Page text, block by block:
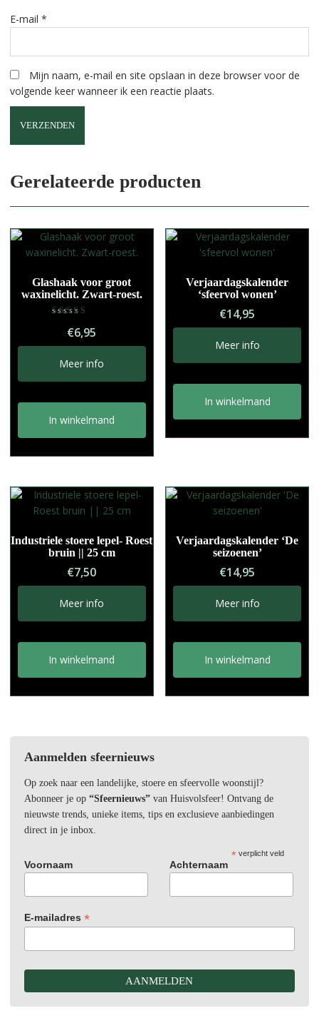
E-mail *
Mijn naam, e-mail en site opslaan in deze browser voor de
volgende keer wanneer ik een reactie plaats.
l
t
e
n
Gerelateerde producten
Glashaak voor groot
waxinelicht. Zwart-roest.
5.00
uit 5
€6,95
Meer info
In winkelmand
Verjaardagskalender
‘sfeervol wonen’
€14,95
Meer info
In winkelmand
Industriele stoere lepel- Roest
bruin || 25 cm
€7,50
Meer info
In winkelmand
Verjaardagskalender ‘De
seizoenen’
€14,95
Meer info
In winkelmand
Aanmelden sfeernieuws
Op zoek naar een landelijke, stoere en sfeervolle woonstijl?
Abonneer je op “Sfeernieuws”van Huisvolsfeer! Ontvang de
nieuwste trends, unieke items, tips en exclusieve aanbiedingen
direct in je inbox.
*verplicht veld
Voornaam Achternaam
E-mailadres *